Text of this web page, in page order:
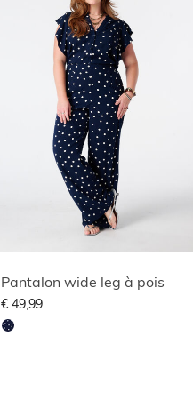
Pantalon wide leg à pois
€ 49,99